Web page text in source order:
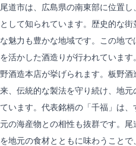
尾道市は、広島県の南東部に位置
として知られています。歴史的な
な魅力も豊かな地域です。この地
を活かした酒造りが行われていま
野酒造本店が挙げられます。板野
来、伝統的な製法を守り続け、地
ています。代表銘柄の「千福」は
元の海産物との相性も抜群です。
を地元の食材とともに味わうこと